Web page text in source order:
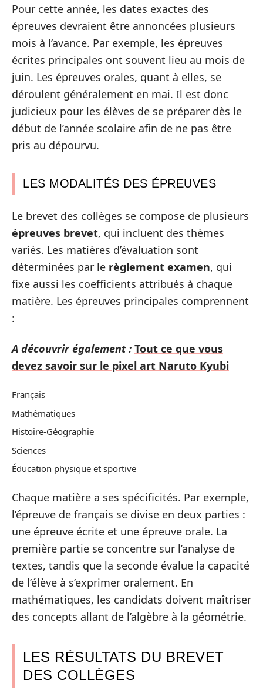
Pour cette année, les dates exactes des
épreuves devraient être annoncées plusieurs
mois à l’avance. Par exemple, les épreuves
écrites principales ont souvent lieu au mois de
juin. Les épreuves orales, quant à elles, se
déroulent généralement en mai. Il est donc
judicieux pour les élèves de se préparer dès le
début de l’année scolaire afin de ne pas être
pris au dépourvu.
LES MODALITÉS DES ÉPREUVES
Le brevet des collèges se compose de plusieurs
épreuves brevet, qui incluent des thèmes
variés. Les matières d’évaluation sont
déterminées par le règlement examen, qui
fixe aussi les coefficients attribués à chaque
matière. Les épreuves principales comprennent
:
A découvrir également : Tout ce que vous
devez savoir sur le pixel art Naruto Kyubi
Français
Mathématiques
Histoire-Géographie
Sciences
Éducation physique et sportive
Chaque matière a ses spécificités. Par exemple,
l’épreuve de français se divise en deux parties :
une épreuve écrite et une épreuve orale. La
première partie se concentre sur l’analyse de
textes, tandis que la seconde évalue la capacité
de l’élève à s’exprimer oralement. En
mathématiques, les candidats doivent maîtriser
des concepts allant de l’algèbre à la géométrie.
LES RÉSULTATS DU BREVET
DES COLLÈGES